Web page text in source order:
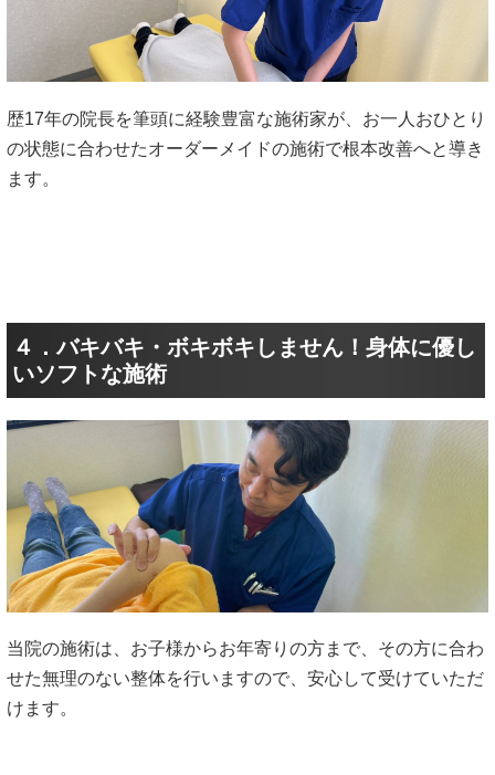
歴17年の院長を筆頭に経験豊富な施術家が、お一人おひとり
の状態に合わせたオーダーメイドの施術で根本改善へと導き
ます。
４．バキバキ・ボキボキしません！身体に優し
いソフトな施術
当院の施術は、お子様からお年寄りの方まで、その方に合わ
せた無理のない整体を行いますので、安心して受けていただ
けます。